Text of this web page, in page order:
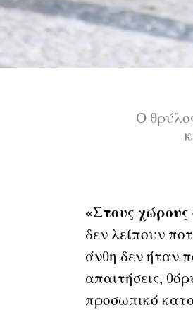
Ο
«Στους
δεν λείπουν
άνθη δεν ήταν
απαιτήσεις,
προσωπικό